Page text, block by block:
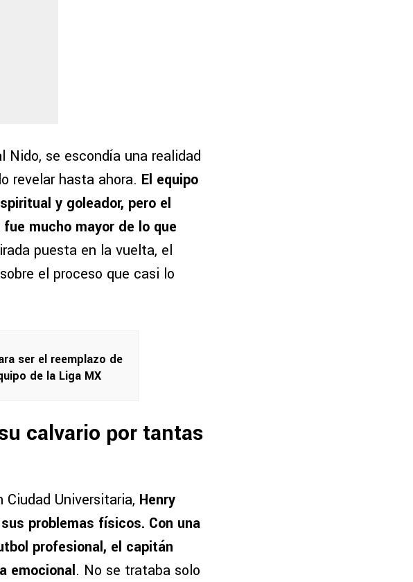
Nido, se escondía una realidad
revelar hasta ahora. El equipo
y goleador, pero el
mucho mayor de lo que
puesta en la vuelta, el
el proceso que casi lo
ser el reemplazo de
de la Liga MX
calvario por tantas
Universitaria, Henry
problemas físicos. Con una
profesional, el capitán
emocional. No se trataba solo